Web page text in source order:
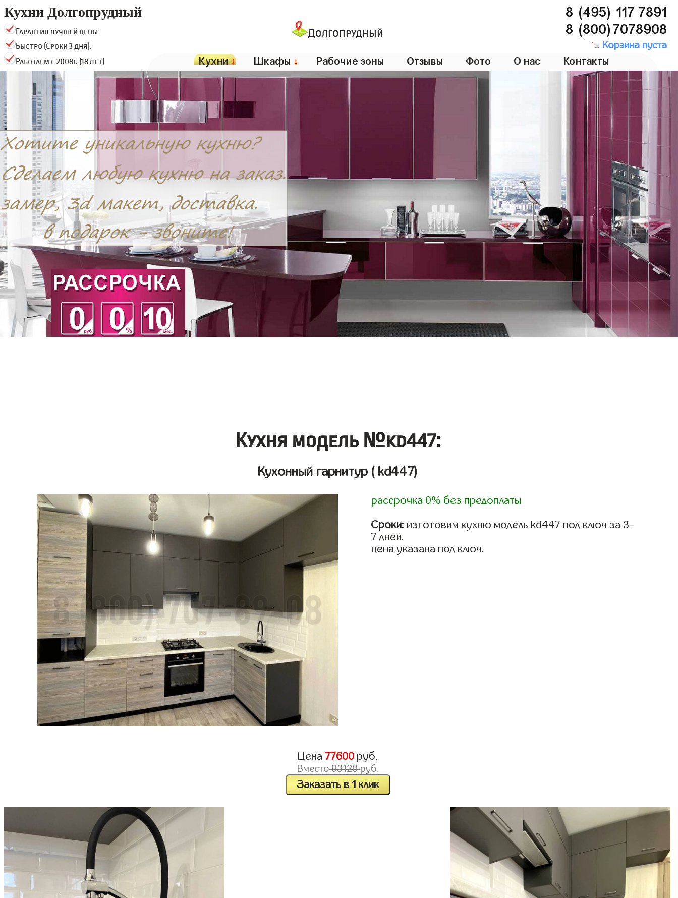
Кухни Долгопрудный
Гарантия лучшей цены
Быстро (Сроки 3 дня).
Работаем с 2008г. (18 лет)
Долгопрудный
8 (495) 117 7891
8 (800)7078908
Корзина пуста
Кухни↓ Шкафы ↓ Рабочие зоны Отзывы Фото О нас Контакты
Кухня модель №kd447:
Кухонный гарнитур ( kd447)
рассрочка 0% без предоплаты
Сроки: изготовим кухню модель kd447 под ключ за 3-
7 дней.
цена указана под ключ.
Цена77600 руб.
Вместо93120руб.
Заказать в 1 клик